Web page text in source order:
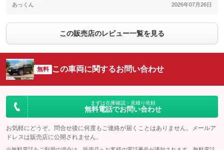
あっくん 2026年07月26日
この販売店のレビュー一覧を見る
無料 この車両に関するお問い合わせ
まずは在庫確認・見積り依頼
無料電話でお問い合わせ
お気軽にどうぞ。問合せ後に何度もご連絡が届くことはありません。メールア
ドレスは販売店に公開されません。